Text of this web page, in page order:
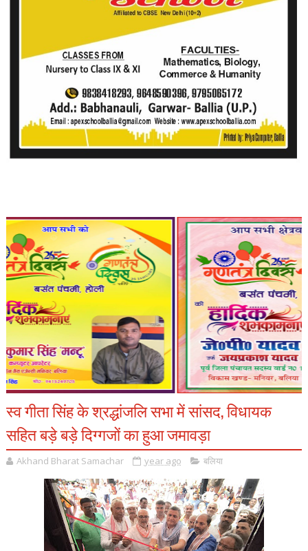
स्व गीता सिंह के श्रद्धांजलि सभा में सांसद, विधायक
सहित बड़े बड़े दिग्गजों का हुआ जमावड़ा
Akhand Bharat Samachar year ago बलिया